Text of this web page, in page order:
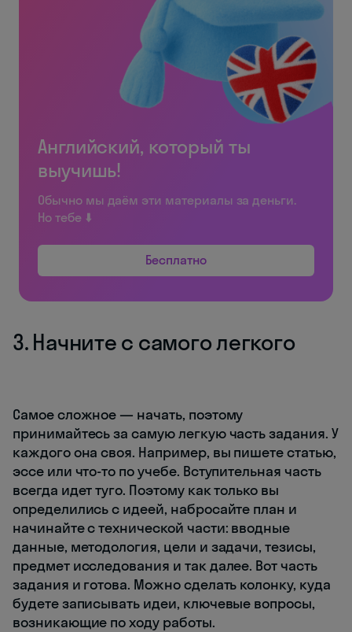
Английский, который ты
выучишь!
Обычно мы даём эти материалы за деньги.
Но тебе ⬇️
Бесплатно
3. Начните с самого легкого
Самое сложное — начать, поэтому
принимайтесь за самую легкую часть задания. У
каждого она своя. Например, вы пишете статью,
эссе или что-то по учебе. Вступительная часть
всегда идет туго. Поэтому как только вы
определились с идеей, набросайте план и
начинайте с технической части: вводные
данные, методология, цели и задачи, тезисы,
предмет исследования и так далее. Вот часть
задания и готова. Можно сделать колонку, куда
будете записывать идеи, ключевые вопросы,
возникающие по ходу работы.